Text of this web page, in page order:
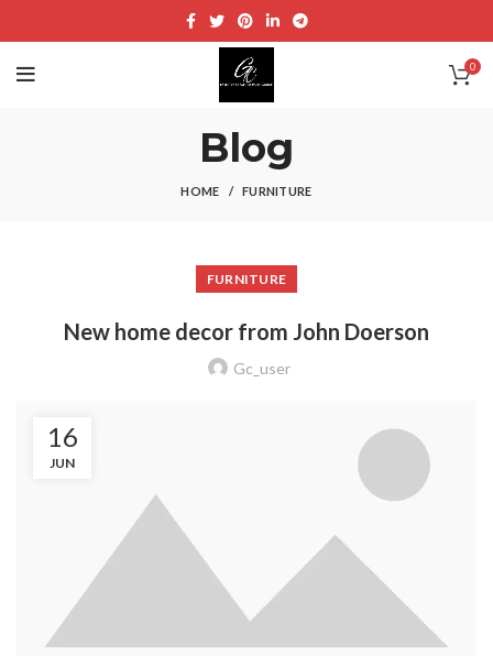
0
Blog
HOME FURNITURE
FURNITURE
New home decor from John Doerson
Gc_user
16
JUN